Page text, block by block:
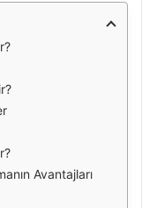
Avantajları